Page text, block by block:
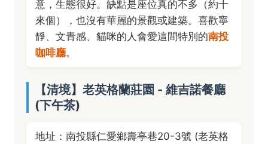
意，生態很好。缺點是座位真的不多（約十
來個），也沒有華麗的景觀或建築。喜歡寧
靜、文青感、貓咪的人會愛這間特別的南投
咖啡廳。
【清境】老英格蘭莊園 - 維吉諾餐廳
(下午茶)
地址：南投縣仁愛鄉壽亭巷20-3號 (老英格